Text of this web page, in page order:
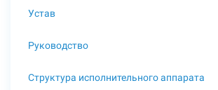
Устав
Руководство
Структура исполнительного аппарата